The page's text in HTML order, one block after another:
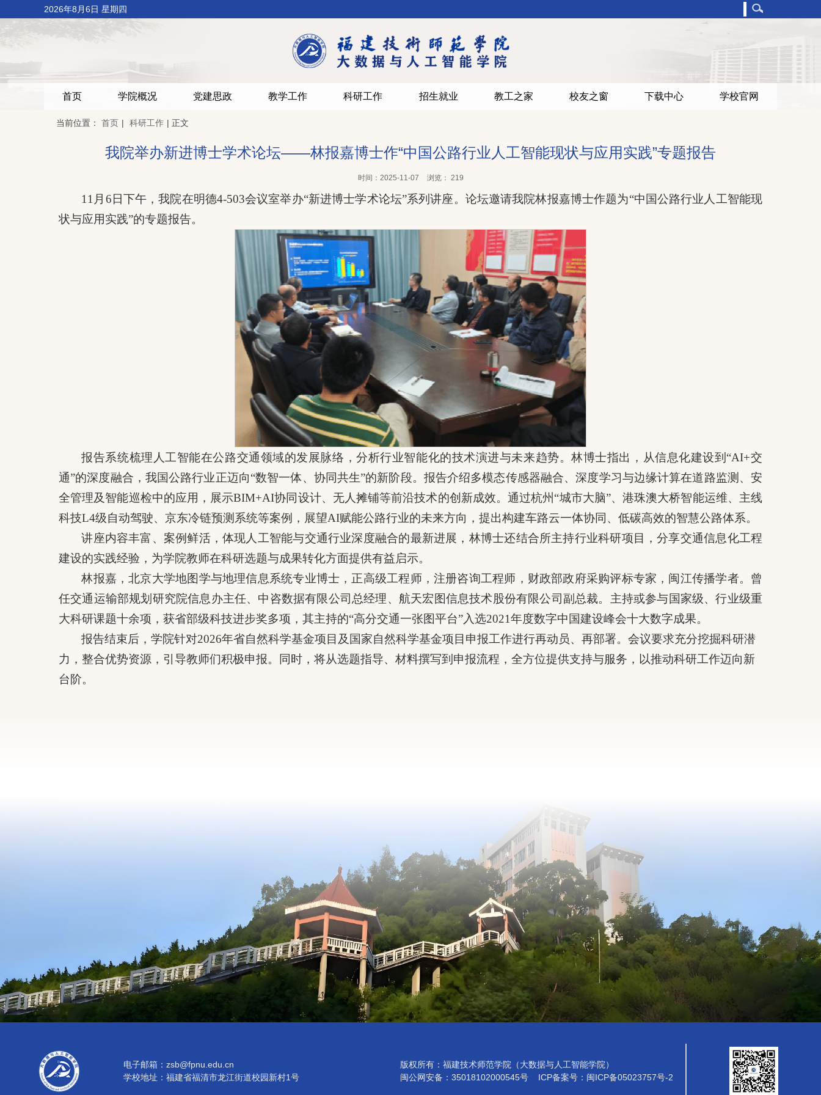
2026年8月6日 星期四
首页 学院概况 党建思政 教学工作 科研工作 招生就业 教工之家 校友之窗 下载中心 学校官网
当前位置： 首页 | 科研工作 | 正文
我院举办新进博士学术论坛——林报嘉博士作“中国公路行业人工智能现状与应用实践”专题报告
时间：2025-11-07 浏览： 219
11月6日下午，我院在明德4-503会议室举办“新进博士学术论坛”系列讲座。论坛邀请我院林报嘉博士作题为“中国公路行业人工智能现
状与应用实践”的专题报告。
报告系统梳理人工智能在公路交通领域的发展脉络，分析行业智能化的技术演进与未来趋势。林博士指出，从信息化建设到“AI+交
通”的深度融合，我国公路行业正迈向“数智一体、协同共生”的新阶段。报告介绍多模态传感器融合、深度学习与边缘计算在道路监测、安
全管理及智能巡检中的应用，展示BIM+AI协同设计、无人摊铺等前沿技术的创新成效。通过杭州“城市大脑”、港珠澳大桥智能运维、主线
科技L4级自动驾驶、京东冷链预测系统等案例，展望AI赋能公路行业的未来方向，提出构建车路云一体协同、低碳高效的智慧公路体系。
讲座内容丰富、案例鲜活，体现人工智能与交通行业深度融合的最新进展，林博士还结合所主持行业科研项目，分享交通信息化工程
建设的实践经验，为学院教师在科研选题与成果转化方面提供有益启示。
林报嘉，北京大学地图学与地理信息系统专业博士，正高级工程师，注册咨询工程师，财政部政府采购评标专家，闽江传播学者。曾
任交通运输部规划研究院信息办主任、中咨数据有限公司总经理、航天宏图信息技术股份有限公司副总裁。主持或参与国家级、行业级重
大科研课题十余项，获省部级科技进步奖多项，其主持的“高分交通一张图平台”入选2021年度数字中国建设峰会十大数字成果。
报告结束后，学院针对2026年省自然科学基金项目及国家自然科学基金项目申报工作进行再动员、再部署。会议要求充分挖掘科研潜
力，整合优势资源，引导教师们积极申报。同时，将从选题指导、材料撰写到申报流程，全方位提供支持与服务，以推动科研工作迈向新
台阶。
电子邮箱：zsb@fpnu.edu.cn
学校地址：福建省福清市龙江街道校园新村1号
版权所有：福建技术师范学院（大数据与人工智能学院）
闽公网安备：35018102000545号 ICP备案号：闽ICP备05023757号-2